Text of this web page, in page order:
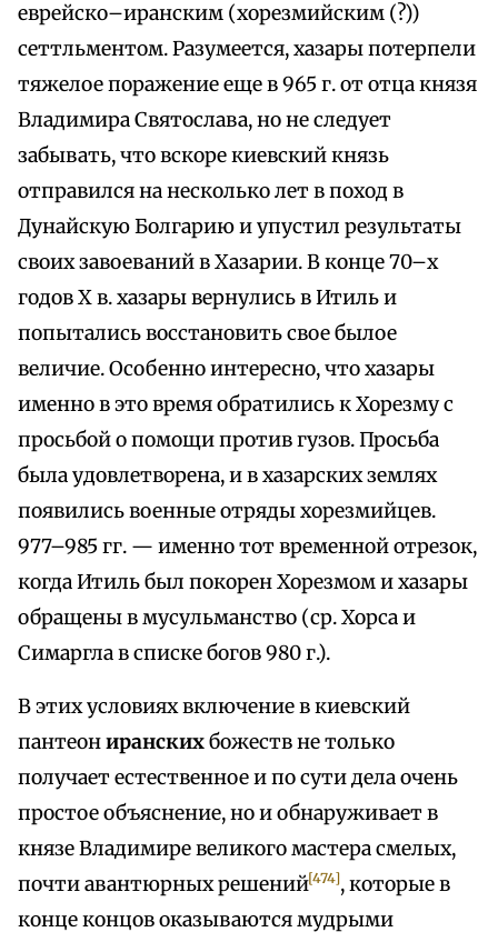
еврейско–иранским (хорезмийским (?))
сеттльментом. Разумеется, хазары потерпели
тяжелое поражение еще в 965 г. от отца князя
Владимира Святослава, но не следует
забывать, что вскоре киевский князь
отправился на несколько лет в поход в
Дунайскую Болгарию и упустил результаты
своих завоеваний в Хазарии. В конце 70–х
годов X в. хазары вернулись в Итиль и
попытались восстановить свое былое
величие. Особенно интересно, что хазары
именно в это время обратились к Хорезму с
просьбой о помощи против гузов. Просьба
была удовлетворена, и в хазарских землях
появились военные отряды хорезмийцев.
977–985 гг. — именно тот временной отрезок,
когда Итиль был покорен Хорезмом и хазары
обращены в мусульманство (ср. Хорса и
Симаргла в списке богов 980 г.).
В этих условиях включение в киевский
пантеониранскихбожеств не только
получает естественное и по сути дела очень
простое объяснение, но и обнаруживает в
князе Владимире великого мастера смелых,
почти авантюрных решений[474], которые в
конце концов оказываются мудрыми